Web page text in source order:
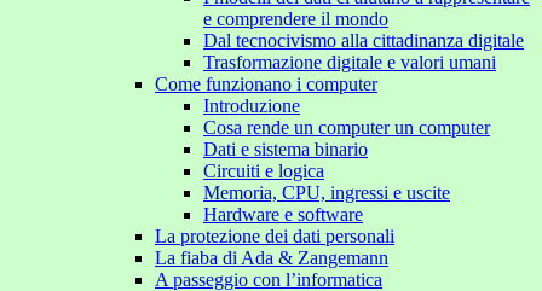
e comprendere il mondo
Dal tecnocivismo alla cittadinanza digitale
Trasformazione digitale e valori umani
Come funzionano i computer
Introduzione
Cosa rende un computer un computer
Dati e sistema binario
Circuiti e logica
Memoria, CPU, ingressi e uscite
Hardware e software
La protezione dei dati personali
La fiaba di Ada & Zangemann
A passeggio con l’informatica